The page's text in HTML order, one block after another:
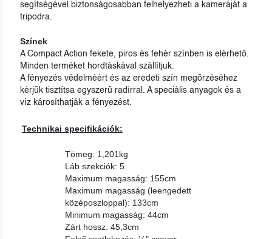
segítségével biztonságosabban felhelyezheti a kameráját a
tripodra.
Színek
A Compact Action fekete, piros és fehér színben is elérhető.
Minden terméket hordtáskával szállítjuk.
A fényezés védelméért és az eredeti szín megőrzéséhez
kérjük tisztítsa egyszerű radírral. A speciális anyagok és a
víz károsíthatják a fényezést.
Technikai specifikációk:
Tömeg: 1,201kg
Láb szekciók: 5
Maximum magasság: 155cm
Maximum magasság (leengedett
középoszloppal): 133cm
Minimum magasság: 44cm
Zárt hossz: 45,3cm